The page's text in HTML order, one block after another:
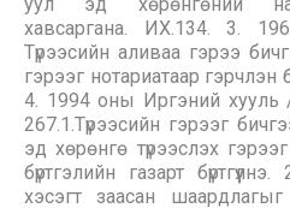
хавсаргана. ИХ.134. 3.
Түрээсийн аливаа гэрээ
гэрээг нотариатаар
4. 1994 оны Иргэний хууль
267.1.Түрээсийн гэрээг
эд хөрөнгө түрээслэх
бүртгэлийн газарт
хэсэгт заасан шаардлагыг